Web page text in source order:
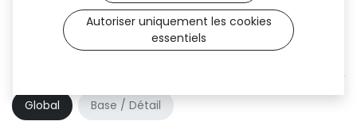
Inuk (OneFit)
Global
Base / Détail
Autoriser uniquement les cookies
essentiels